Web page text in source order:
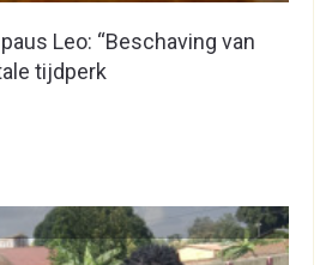
Leo: “Beschaving van
tijdperk